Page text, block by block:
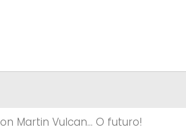
Martin Vulcan… O futuro!